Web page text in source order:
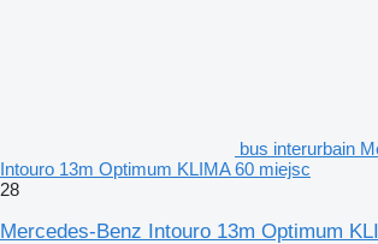
bus interurbain
Intouro 13m Optimum KLIMA 60 miejsc
28
Mercedes-Benz Intouro 13m Optimum